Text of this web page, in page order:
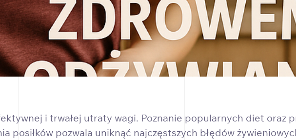
i trwałej utraty wagi. Poznanie popularnych diet oraz
posiłków pozwala uniknąć najczęstszych błędów